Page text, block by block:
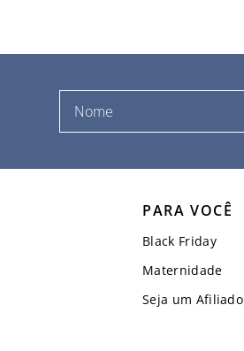
PARA VOCÊ
Black Friday
Maternidade
Seja um Afiliado